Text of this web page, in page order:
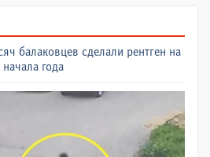
балаковцев сделали рентген на
года